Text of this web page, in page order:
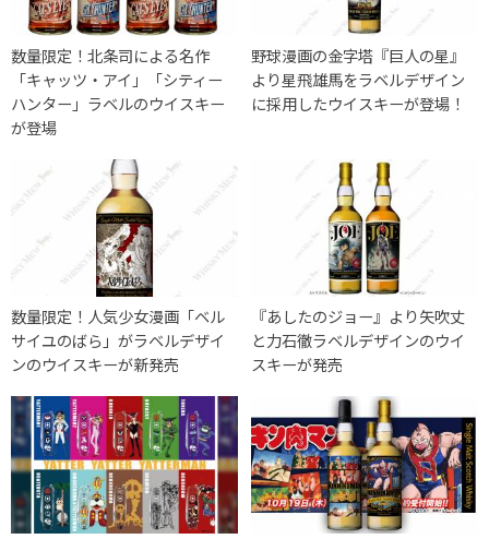
数量限定！北条司による名作
「キャッツ・アイ」「シティー
ハンター」ラベルのウイスキー
が登場
野球漫画の金字塔『巨人の星』
より星飛雄馬をラベルデザイン
に採用したウイスキーが登場！
数量限定！人気少女漫画「ベル
サイユのばら」がラベルデザイ
ンのウイスキーが新発売
『あしたのジョー』より矢吹丈
と力石徹ラベルデザインのウイ
スキーが発売